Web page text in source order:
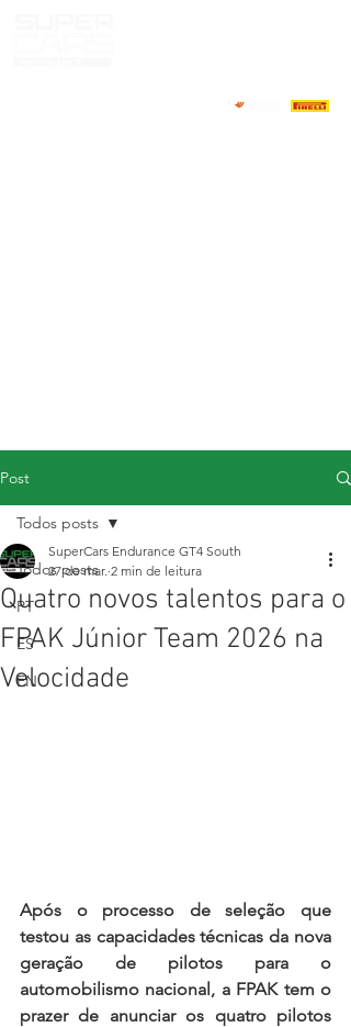
Post
Todos posts
PT
ES
EN
Todos posts
Quatro novos talentos para o
FPAK Júnior Team 2026 na
Velocidade
SuperCars Endurance GT4 South
27 de mar. 2 min de leitura
Após o processo de seleção que
testou as capacidades técnicas da nova
geração de pilotos para o
automobilismo nacional, a FPAK tem o
prazer de anunciar os quatro pilotos